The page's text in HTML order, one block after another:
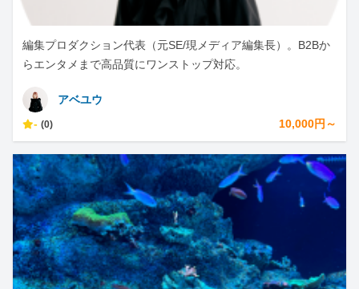
編集プロダクション代表（元SE/現メディア編集長）。B2Bか
らエンタメまで高品質にワンストップ対応。
アベユウ
- (0) 10,000円～